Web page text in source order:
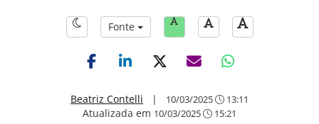
Fonte
Beatriz Contelli | 10/03/2025 13:11
Atualizada em 10/03/2025 15:21